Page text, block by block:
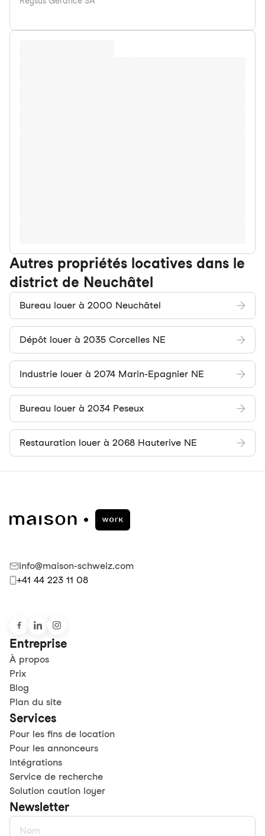
Autres propriétés locatives dans le
district de Neuchâtel
Bureau louer à 2000 Neuchâtel
Dépôt louer à 2035 Corcelles NE
Industrie louer à 2074 Marin-Epagnier NE
Bureau louer à 2034 Peseux
Restauration louer à 2068 Hauterive NE
info@maison-schweiz.com
+41 44 223 11 08
Entreprise
À propos
Prix
Blog
Plan du site
Services
Pour les fins de location
Pour les annonceurs
Intégrations
Service de recherche
Solution caution loyer
Newsletter